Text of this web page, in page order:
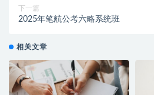
下一篇
2025年笔航公考六略系统班
相关文章